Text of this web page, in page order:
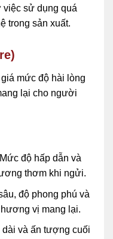
việc sử dụng quá
trong sản xuất.
mức độ hài lòng
lại cho người
Mức độ hấp dẫn và
thơm khi ngửi.
độ phong phú và
vị mang lại.
dài và ấn tượng cuối